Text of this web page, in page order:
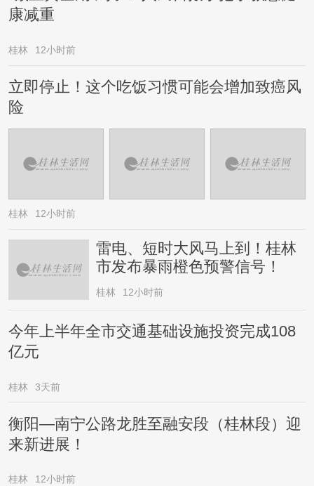
康减重
桂林 12小时前
立即停止！这个吃饭习惯可能会增加致癌风
险
桂林 12小时前
雷电、短时大风马上到！桂林
市发布暴雨橙色预警信号！
桂林 12小时前
今年上半年全市交通基础设施投资完成108
亿元
桂林 3天前
衡阳—南宁公路龙胜至融安段（桂林段）迎
来新进展！
桂林 12小时前